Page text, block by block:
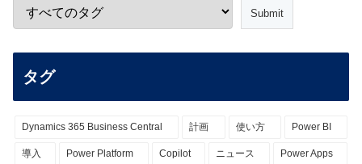
タグ
Dynamics 365 Business Central 計画 使い方 Power BI
導入 Power Platform Copilot ニュース Power Apps